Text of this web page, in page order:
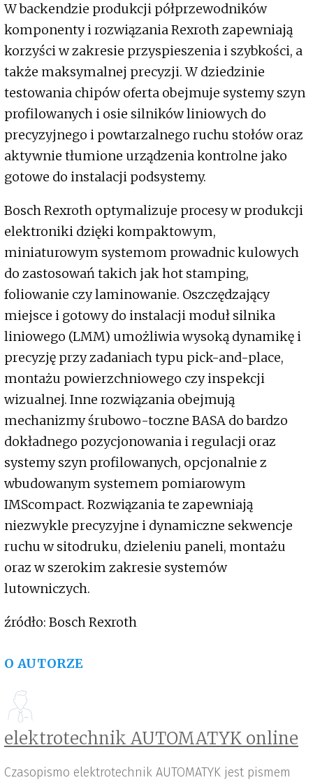
W backendzie produkcji półprzewodników
komponenty i rozwiązania Rexroth zapewniają
korzyści w zakresie przyspieszenia i szybkości, a
także maksymalnej precyzji. W dziedzinie
testowania chipów oferta obejmuje systemy szyn
profilowanych i osie silników liniowych do
precyzyjnego i powtarzalnego ruchu stołów oraz
aktywnie tłumione urządzenia kontrolne jako
gotowe do instalacji podsystemy.
Bosch Rexroth optymalizuje procesy w produkcji
elektroniki dzięki kompaktowym,
miniaturowym systemom prowadnic kulowych
do zastosowań takich jak hot stamping,
foliowanie czy laminowanie. Oszczędzający
miejsce i gotowy do instalacji moduł silnika
liniowego (LMM) umożliwia wysoką dynamikę i
precyzję przy zadaniach typu pick-and-place,
montażu powierzchniowego czy inspekcji
wizualnej. Inne rozwiązania obejmują
mechanizmy śrubowo-toczne BASA do bardzo
dokładnego pozycjonowania i regulacji oraz
systemy szyn profilowanych, opcjonalnie z
wbudowanym systemem pomiarowym
IMScompact. Rozwiązania te zapewniają
niezwykle precyzyjne i dynamiczne sekwencje
ruchu w sitodruku, dzieleniu paneli, montażu
oraz w szerokim zakresie systemów
lutowniczych.
źródło: Bosch Rexroth
O AUTORZE
elektrotechnik AUTOMATYK online
Czasopismo elektrotechnik AUTOMATYK jest pismem